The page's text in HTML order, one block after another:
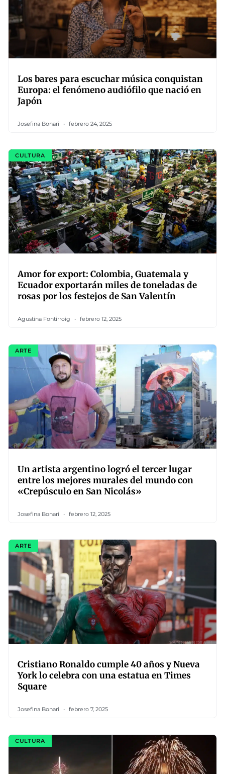
Los bares para escuchar música conquistan
Europa: el fenómeno audiófilo que nació en
Japón
Josefina Bonari febrero 24, 2025
CULTURA
Amor for export: Colombia, Guatemala y
Ecuador exportarán miles de toneladas de
rosas por los festejos de San Valentín
Agustina Fontirroig febrero 12, 2025
ARTE
Un artista argentino logró el tercer lugar
entre los mejores murales del mundo con
«Crepúsculo en San Nicolás»
Josefina Bonari febrero 12, 2025
ARTE
Cristiano Ronaldo cumple 40 años y Nueva
York lo celebra con una estatua en Times
Square
Josefina Bonari febrero 7, 2025
CULTURA